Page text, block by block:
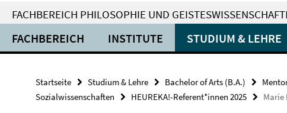
FACHBEREICH PHILOSOPHIE UND
FACHBEREICH INSTITUTE STUDIUM & LEHRE
Startseite Studium & Lehre Bachelor of Arts (B.A.)
Sozialwissenschaften
HEUREKA!-Referent*innen 2025 Marie